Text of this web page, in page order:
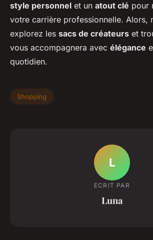
style personnel et un atout clé pour
votre carrière professionnelle. Alors,
explorez les sacs de créateurs et
vous accompagnera avec élégance
quotidien.
Shopping
L
ECRIT PAR
Luna